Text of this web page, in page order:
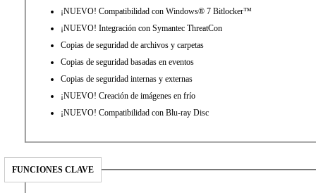
¡NUEVO! Compatibilidad con Windows® 7 Bitlocker™
¡NUEVO! Integración con Symantec ThreatCon
Copias de seguridad de archivos y carpetas
Copias de seguridad basadas en eventos
Copias de seguridad internas y externas
¡NUEVO! Creación de imágenes en frío
¡NUEVO! Compatibilidad con Blu-ray Disc
FUNCIONES CLAVE